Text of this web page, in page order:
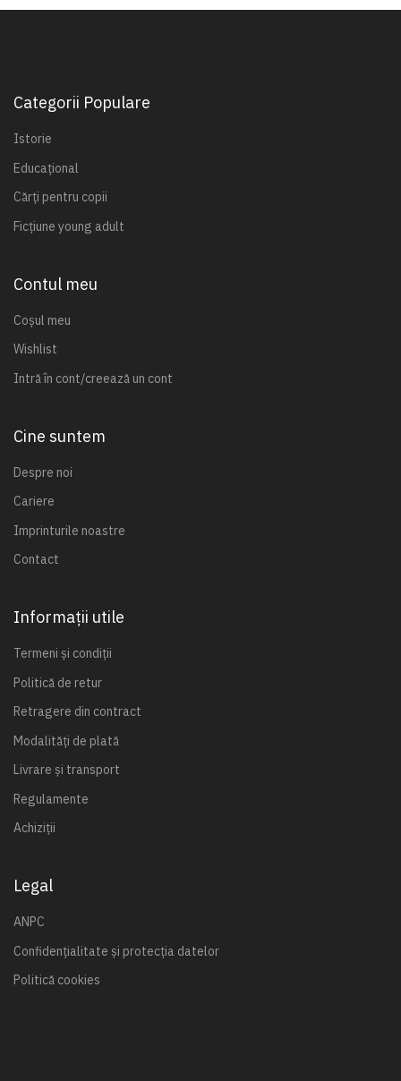
Categorii Populare
Istorie
Educațional
Cărți pentru copii
Ficțiune young adult
Contul meu
Coșul meu
Wishlist
Intră în cont/creează un cont
Cine suntem
Despre noi
Cariere
Imprinturile noastre
Contact
Informații utile
Termeni și condiții
Politică de retur
Retragere din contract
Modalități de plată
Livrare și transport
Regulamente
Achiziții
Legal
ANPC
Confidențialitate și protecția datelor
Politică cookies